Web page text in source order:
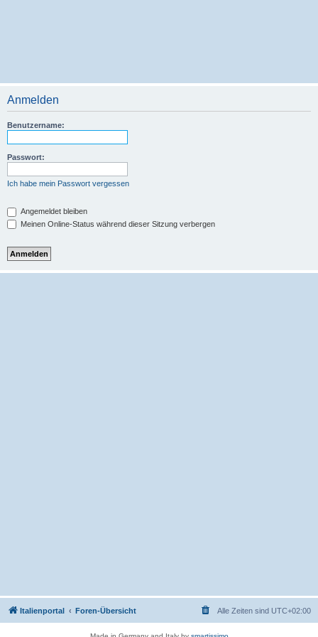
Anmelden
Benutzername:
Passwort:
Ich habe mein Passwort vergessen
Angemeldet bleiben
Meinen Online-Status während dieser Sitzung verbergen
Italienportal Foren-Übersicht Alle Zeiten sind UTC+02:00